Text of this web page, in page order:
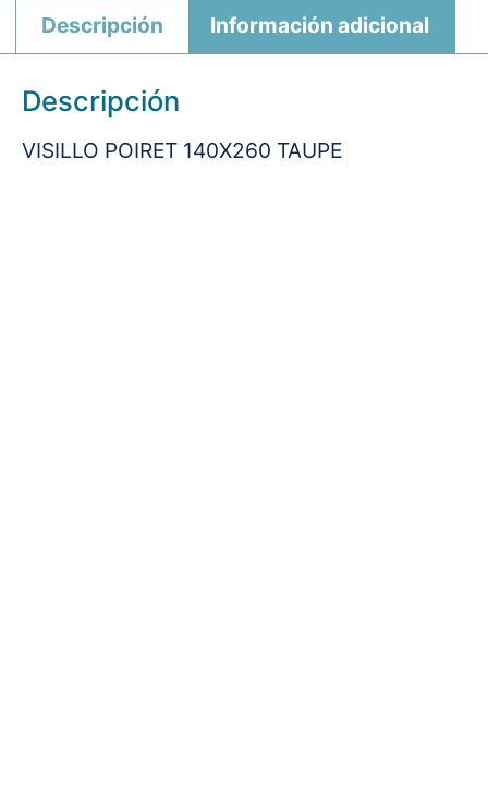
Descripción Información adicional
Descripción
VISILLO POIRET 140X260 TAUPE